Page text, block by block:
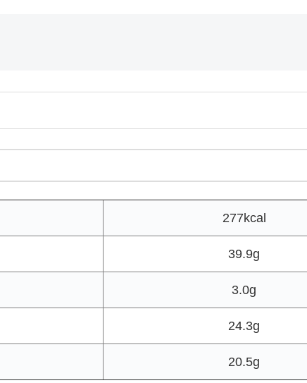
277kcal
39.9g
3.0g
24.3g
20.5g